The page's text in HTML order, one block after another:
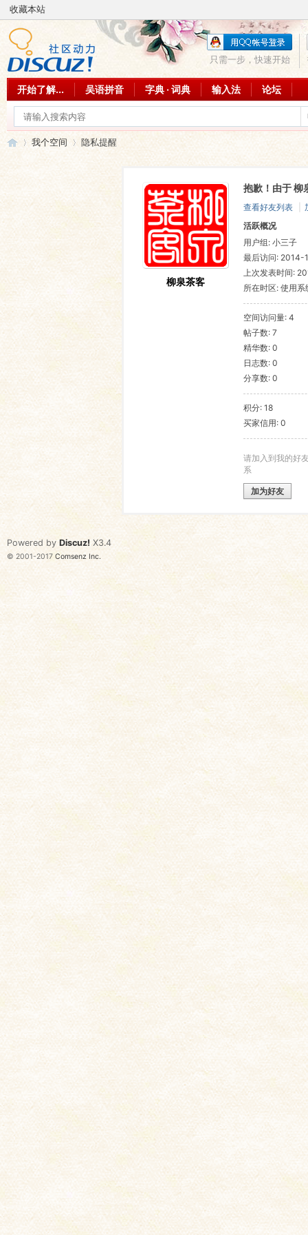
收藏本站
只需一步，快速开始
开始了解... 吴语拼音 字典 · 词典 输入法 论坛
吴
语
会
我个空间 隐私提醒
柳泉茶客
抱歉！由于 柳
查看好友列表
活跃概况
用户组: 小三子
最后访问: 2014-
上次发表时间:
所在时区: 使用系
空间访问量: 4
帖子数: 7
精华数: 0
日志数: 0
分享数: 0
积分: 18
买家信用: 0
请加入到我的好
系
加为好友
Powered by Discuz! X3.4
© 2001-2017 Comsenz Inc.